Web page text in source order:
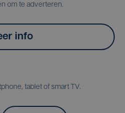
om te adverteren.
info
tablet of smart TV.